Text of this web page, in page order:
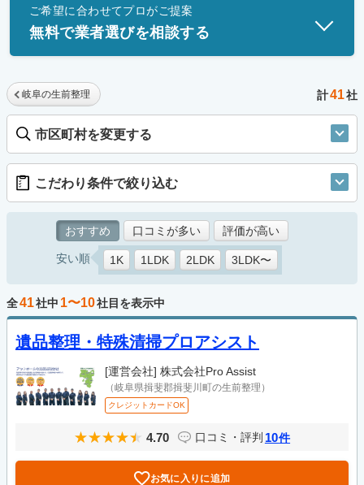
士」資格を持つ事業者のみ掲載しています。
ご希望に合わせてプロがご提案
無料で業者選びを相談する
岐阜の生前整理 計41社
市区町村を変更する
こだわり条件で絞り込む
おすすめ 口コミが多い 評価が高い
安い順 1K 1LDK 2LDK 3LDK〜
全41社中 1〜10社目を表示中
遺品整理・特殊清掃プロアシスト
[運営会社] 株式会社Pro Assist
（岐阜県揖斐郡揖斐川町の生前整理）
クレジットカードOK
4.70 口コミ・評判 10件
お気に入りに追加